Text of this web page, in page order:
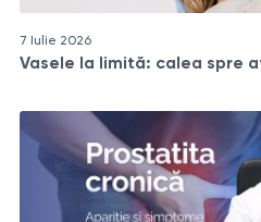
7 Iulie 2026
Vasele la limită: calea spre